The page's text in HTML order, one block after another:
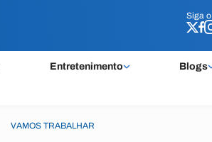
Siga o
Entretenimento Blogs
Siga o
VAMOS TRABALHAR